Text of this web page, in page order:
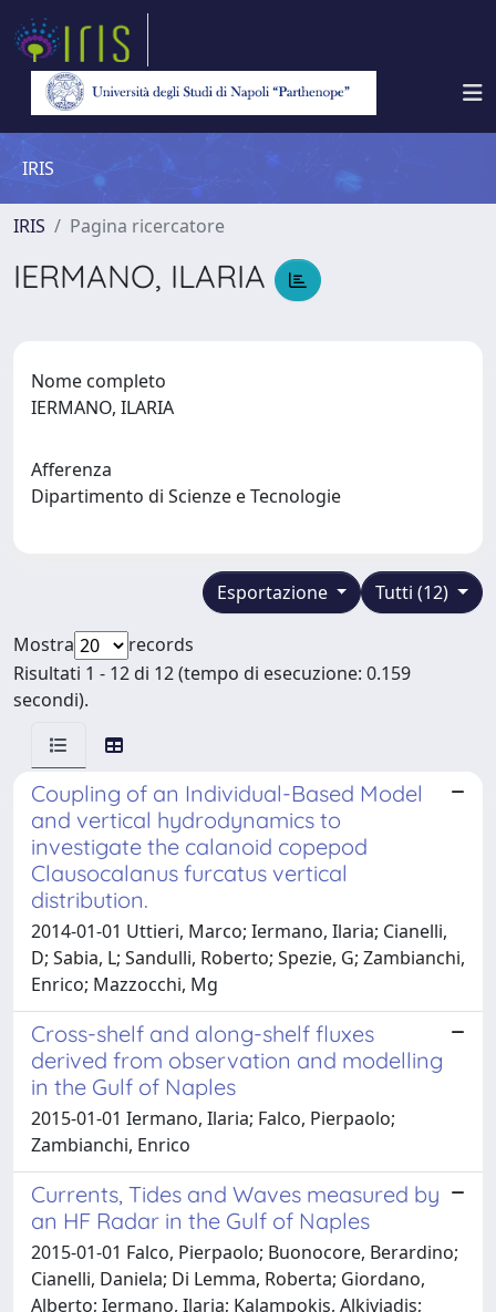
IRIS
IRIS Pagina ricercatore
IERMANO, ILARIA
Nome completo
IERMANO, ILARIA
Afferenza
Dipartimento di Scienze e Tecnologie
Tutti (12)
Esportazione
Mostra
records
Risultati 1 - 12 di 12 (tempo di esecuzione: 0.159
secondi).
Coupling of an Individual-Based Model
and vertical hydrodynamics to
investigate the calanoid copepod
Clausocalanus furcatus vertical
distribution.
2014-01-01 Uttieri, Marco; Iermano, Ilaria; Cianelli,
D; Sabia, L; Sandulli, Roberto; Spezie, G; Zambianchi,
Enrico; Mazzocchi, Mg
Cross-shelf and along-shelf fluxes
derived from observation and modelling
in the Gulf of Naples
2015-01-01 Iermano, Ilaria; Falco, Pierpaolo;
Zambianchi, Enrico
Currents, Tides and Waves measured by
an HF Radar in the Gulf of Naples
2015-01-01 Falco, Pierpaolo; Buonocore, Berardino;
Cianelli, Daniela; Di Lemma, Roberta; Giordano,
Alberto; Iermano, Ilaria; Kalampokis, Alkiviadis;